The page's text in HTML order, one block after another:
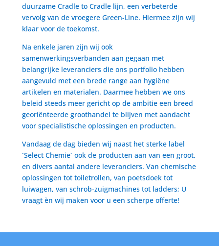
duurzame Cradle to Cradle lijn, een verbeterde
vervolg van de vroegere Green-Line. Hiermee zijn wij
klaar voor de toekomst.
Na enkele jaren zijn wij ook
samenwerkingsverbanden aan gegaan met
belangrijke leveranciers die ons portfolio hebben
aangevuld met een brede range aan hygiëne
artikelen en materialen. Daarmee hebben we ons
beleid steeds meer gericht op de ambitie een breed
georiënteerde groothandel te blijven met aandacht
voor specialistische oplossingen en producten.
Vandaag de dag bieden wij naast het sterke label
´Select Chemie´ ook de producten aan van een groot,
en divers aantal andere leveranciers. Van chemische
oplossingen tot toiletrollen, van poetsdoek tot
luiwagen, van schrob-zuigmachines tot ladders; U
vraagt èn wij maken voor u een scherpe offerte!